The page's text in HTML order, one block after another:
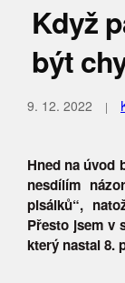
Když
být
9. 12. 2022
Hned na úvod
nesdílím
pisálků“,
Přesto jsem v
který nastal 8.